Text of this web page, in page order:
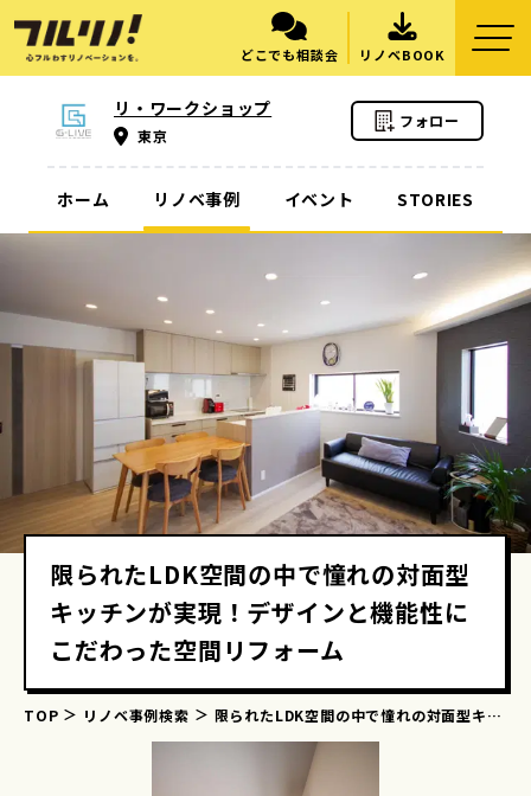
どこでも相談会 リノベBOOK
リ・ワークショップ
東京
フォロー
ホーム リノベ事例 イベント STORIES
限られたLDK空間の中で憧れの対面型
キッチンが実現！デザインと機能性に
こだわった空間リフォーム
TOP リノベ事例検索
限られたLDK空間の中で憧れの対面型キッ
チンが実現！デザインと機能性にこだわった空間リフォーム